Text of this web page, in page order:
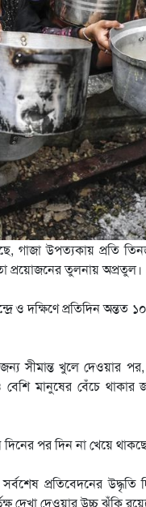
গাজা উপত্যকায় প্রতি
প্রয়োজনের তুলনায় অপ্রতুল।
ও দক্ষিণে প্রতিদিন অন্তত
সীমান্ত খুলে দেওয়ার পর,
মানুষের বেঁচে থাকার
পর দিন না খেয়ে
প্রতিবেদনের
দেখা দেওয়ার উচ্চ ঝুঁকি